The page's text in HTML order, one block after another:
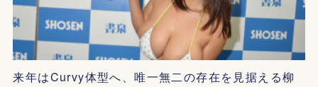
来年はCurvy体型へ、唯一無二の存在を見据える柳